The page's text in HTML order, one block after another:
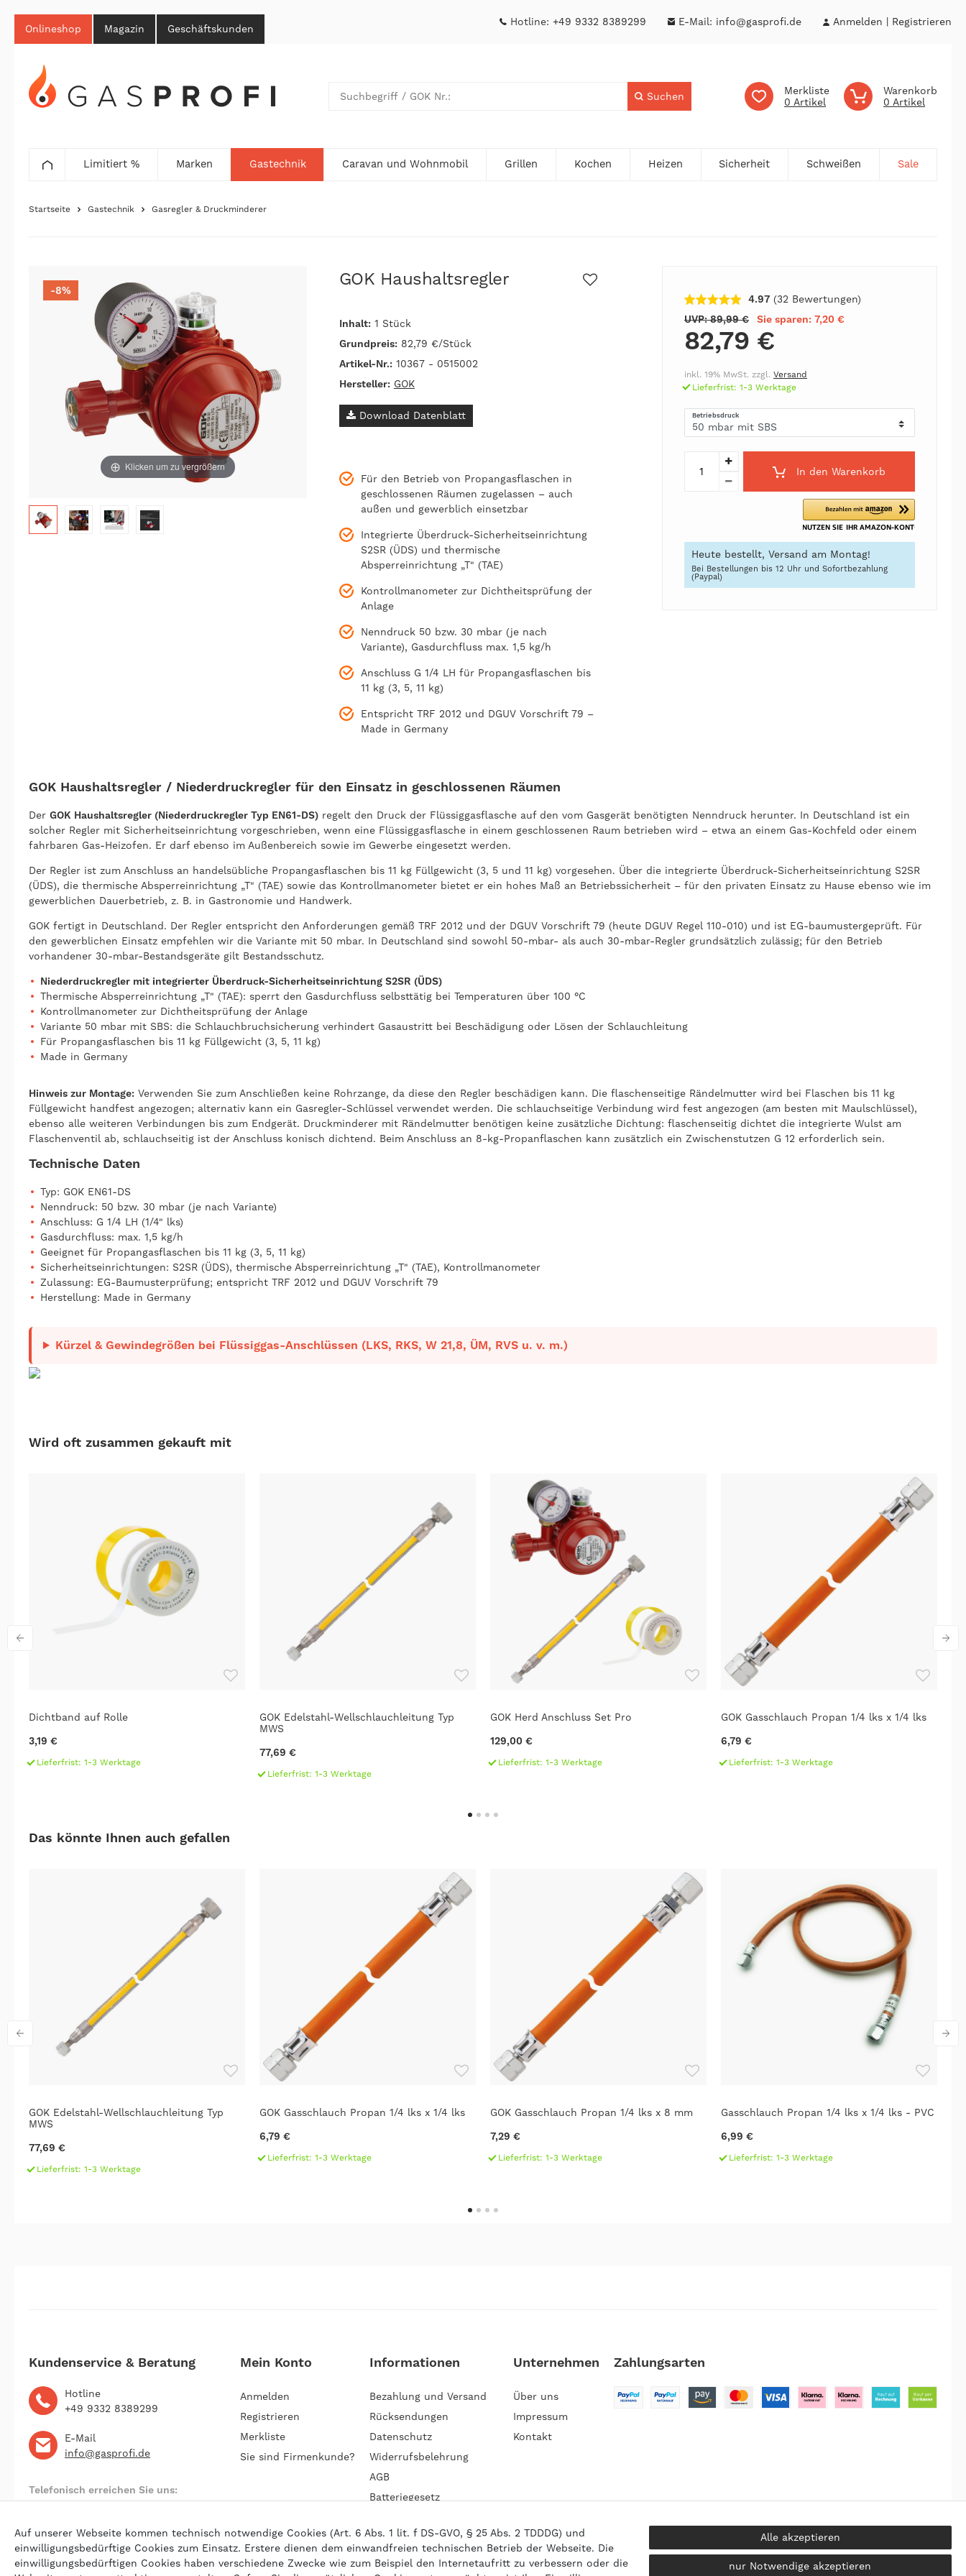
Onlineshop Magazin Geschäftskunden
Hotline: +49 9332 8389299 E-Mail: info@gasprofi.de Anmelden Registrieren
Merkliste
0
Warenkorb
0
Suchen
Limitiert % Marken Gastechnik Caravan und Wohnmobil Grillen Kochen Heizen Sicherheit Schweißen Sale
Startseite Gastechnik Gasregler & Druckminderer
Klicken um zu vergrößern
-8%
GOK Haushaltsregler
Inhalt:1 Stück
Grundpreis:82,79 €/Stück
Artikel-Nr.:10367 - 0515002
Hersteller: GOK
Download Datenblatt
Für den Betrieb von Propangasflaschen in
geschlossenen Räumen zugelassen – auch
außen und gewerblich einsetzbar
Integrierte Überdruck-Sicherheitseinrichtung
S2SR (ÜDS) und thermische
Absperreinrichtung „T" (TAE)
Kontrollmanometer zur Dichtheitsprüfung der
Anlage
Nenndruck 50 bzw. 30 mbar (je nach
Variante), Gasdurchfluss max. 1,5 kg/h
Anschluss G 1/4 LH für Propangasflaschen bis
11 kg (3, 5, 11 kg)
Entspricht TRF 2012 und DGUV Vorschrift 79 –
Made in Germany
4.97 (32 Bewertungen)
UVP: 89,99 €
Sie sparen: 7,20 €
82,79 €
Betriebsdruck
In den Warenkorb
inkl. 19% MwSt. zzgl. Versand
Lieferfrist: 1-3 Werktage
Heute bestellt, Versand am Montag!
Bei Bestellungen bis 12 Uhr und Sofortbezahlung
(Paypal)
GOK Haushaltsregler / Niederdruckregler für den Einsatz in geschlossenen Räumen
Der GOK Haushaltsregler (Niederdruckregler Typ EN61-DS) regelt den Druck der Flüssiggasflasche auf den vom Gasgerät benötigten Nenndruck herunter. In Deutschland ist ein
solcher Regler mit Sicherheitseinrichtung vorgeschrieben, wenn eine Flüssiggasflasche in einem geschlossenen Raum betrieben wird – etwa an einem Gas-Kochfeld oder einem
fahrbaren Gas-Heizofen. Er darf ebenso im Außenbereich sowie im Gewerbe eingesetzt werden.
Der Regler ist zum Anschluss an handelsübliche Propangasflaschen bis 11 kg Füllgewicht (3, 5 und 11 kg) vorgesehen. Über die integrierte Überdruck-Sicherheitseinrichtung S2SR
(ÜDS), die thermische Absperreinrichtung „T" (TAE) sowie das Kontrollmanometer bietet er ein hohes Maß an Betriebssicherheit – für den privaten Einsatz zu Hause ebenso wie im
gewerblichen Dauerbetrieb, z. B. in Gastronomie und Handwerk.
GOK fertigt in Deutschland. Der Regler entspricht den Anforderungen gemäß TRF 2012 und der DGUV Vorschrift 79 (heute DGUV Regel 110-010) und ist EG-baumustergeprüft. Für
den gewerblichen Einsatz empfehlen wir die Variante mit 50 mbar. In Deutschland sind sowohl 50-mbar- als auch 30-mbar-Regler grundsätzlich zulässig; für den Betrieb
vorhandener 30-mbar-Bestandsgeräte gilt Bestandsschutz.
Niederdruckregler mit integrierter Überdruck-Sicherheitseinrichtung S2SR (ÜDS)
Thermische Absperreinrichtung „T" (TAE): sperrt den Gasdurchfluss selbsttätig bei Temperaturen über 100 °C
Kontrollmanometer zur Dichtheitsprüfung der Anlage
Variante 50 mbar mit SBS: die Schlauchbruchsicherung verhindert Gasaustritt bei Beschädigung oder Lösen der Schlauchleitung
Für Propangasflaschen bis 11 kg Füllgewicht (3, 5, 11 kg)
Made in Germany
Hinweis zur Montage: Verwenden Sie zum Anschließen keine Rohrzange, da diese den Regler beschädigen kann. Die flaschenseitige Rändelmutter wird bei Flaschen bis 11 kg
Füllgewicht handfest angezogen; alternativ kann ein Gasregler-Schlüssel verwendet werden. Die schlauchseitige Verbindung wird fest angezogen (am besten mit Maulschlüssel),
ebenso alle weiteren Verbindungen bis zum Endgerät. Druckminderer mit Rändelmutter benötigen keine zusätzliche Dichtung: flaschenseitig dichtet die integrierte Wulst am
Flaschenventil ab, schlauchseitig ist der Anschluss konisch dichtend. Beim Anschluss an 8-kg-Propanflaschen kann zusätzlich ein Zwischenstutzen G 12 erforderlich sein.
Technische Daten
Typ: GOK EN61-DS
Nenndruck: 50 bzw. 30 mbar (je nach Variante)
Anschluss: G 1/4 LH (1/4" lks)
Gasdurchfluss: max. 1,5 kg/h
Geeignet für Propangasflaschen bis 11 kg (3, 5, 11 kg)
Sicherheitseinrichtungen: S2SR (ÜDS), thermische Absperreinrichtung „T" (TAE), Kontrollmanometer
Zulassung: EG-Baumusterprüfung; entspricht TRF 2012 und DGUV Vorschrift 79
Herstellung: Made in Germany
Kürzel & Gewindegrößen bei Flüssiggas-Anschlüssen (LKS, RKS, W 21,8, ÜM, RVS u. v. m.)
Wird oft zusammen gekauft mit
Dichtband auf Rolle
3,19 €
Lieferfrist: 1-3 Werktage
GOK Edelstahl-Wellschlauchleitung Typ
MWS
77,69 €
Lieferfrist: 1-3 Werktage
GOK Herd Anschluss Set Pro
129,00 €
Lieferfrist: 1-3 Werktage
GOK Gasschlauch Propan 1/4 lks x 1/4 lks
6,79 €
Lieferfrist: 1-3 Werktage
Das könnte Ihnen auch gefallen
GOK Edelstahl-Wellschlauchleitung Typ
MWS
77,69 €
Lieferfrist: 1-3 Werktage
GOK Gasschlauch Propan 1/4 lks x 1/4 lks
6,79 €
Lieferfrist: 1-3 Werktage
GOK Gasschlauch Propan 1/4 lks x 8 mm
7,29 €
Lieferfrist: 1-3 Werktage
Gasschlauch Propan 1/4 lks x 1/4 lks - PVC
6,99 €
Lieferfrist: 1-3 Werktage
Kundenservice & Beratung
Hotline
+49 9332 8389299
E-Mail
info@gasprofi.de
Telefonisch erreichen Sie uns:
Montag bis Freitag 09:00 bis 22:00 Uhr
Mein Konto
Anmelden
Registrieren
Merkliste
Sie sind Firmenkunde?
Informationen
Bezahlung und Versand
Rücksendungen
Datenschutz
Widerrufsbelehrung
AGB
Batteriegesetz
Unternehmen
Über uns
Impressum
Kontakt
Zahlungsarten
© 2026 gasprofi / Alle Preise sind inkl. geseztl. Mehrwertsteuer und zzgl.Versandkosten
Auf unserer Webseite kommen technisch notwendige Cookies (Art. 6 Abs. 1 lit. f DS-GVO, § 25 Abs. 2 TDDDG) und
einwilligungsbedürftige Cookies zum Einsatz. Erstere dienen dem einwandfreien technischen Betrieb der Webseite. Die
einwilligungsbedürftigen Cookies haben verschiedene Zwecke wie zum Beispiel den Internetaufritt zu verbessern oder die
Alle akzeptieren
nur Notwendige akzeptieren